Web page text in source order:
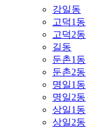
강일동
고덕1동
고덕2동
길동
둔촌1동
둔촌2동
명일1동
명일2동
상일1동
상일2동